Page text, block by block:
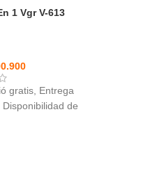
1 Vgr V-613
gratis, Entrega
de